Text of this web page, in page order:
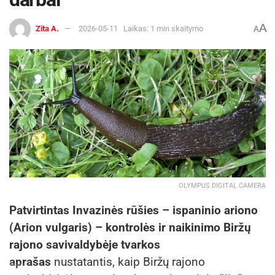
Zita A. 2026-05-11 Laikas: 1 min skaitymo AA
OLYMPUS DIGITAL CAMERA
Patvirtintas Invazinės rūšies – ispaninio ariono
(Arion vulgaris) – kontrolės ir naikinimo Biržų
rajono savivaldybėje tvarkos
aprašas nustatantis, kaip Biržų rajono